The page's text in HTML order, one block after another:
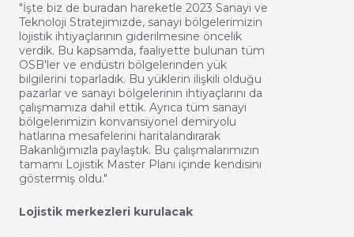
"İşte biz de buradan hareketle 2023 Sanayi ve
Teknoloji Stratejimizde, sanayi bölgelerimizin
lojistik ihtiyaçlarının giderilmesine öncelik
verdik. Bu kapsamda, faaliyette bulunan tüm
OSB'ler ve endüstri bölgelerinden yük
bilgilerini toparladık. Bu yüklerin ilişkili olduğu
pazarlar ve sanayi bölgelerinin ihtiyaçlarını da
çalışmamıza dahil ettik. Ayrıca tüm sanayi
bölgelerimizin konvansiyonel demiryolu
hatlarına mesafelerini haritalandırarak
Bakanlığımızla paylaştık. Bu çalışmalarımızın
tamamı Lojistik Master Planı içinde kendisini
göstermiş oldu."
Lojistik merkezleri kurulacak